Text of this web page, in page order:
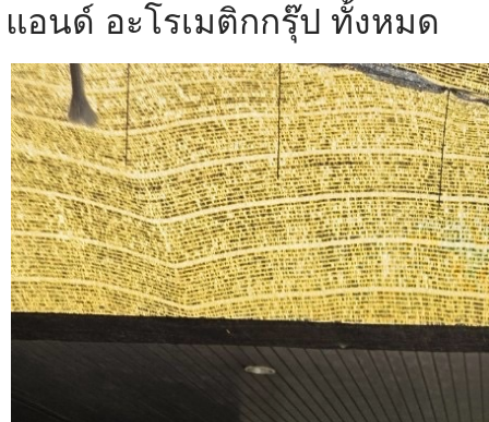
แอนด์ อะโรเมติกกรุ๊ป ทั้งหมด